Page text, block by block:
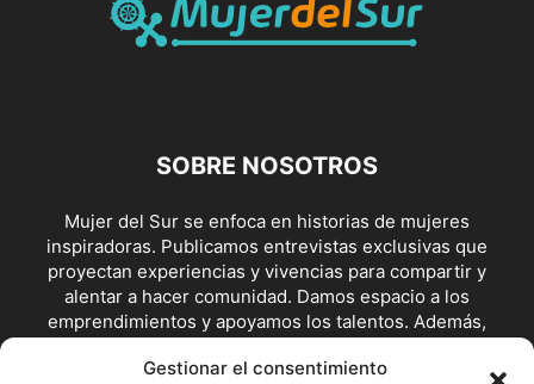
SOBRE NOSOTROS
Mujer del Sur se enfoca en historias de mujeres
inspiradoras. Publicamos entrevistas exclusivas que
proyectan experiencias y vivencias para compartir y
alentar a hacer comunidad. Damos espacio a los
emprendimientos y apoyamos los talentos. Además,
defensoras de los derechos.
Gestionar el consentimiento